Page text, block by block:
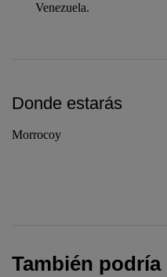
Venezuela.
Donde estarás
Morrocoy
También